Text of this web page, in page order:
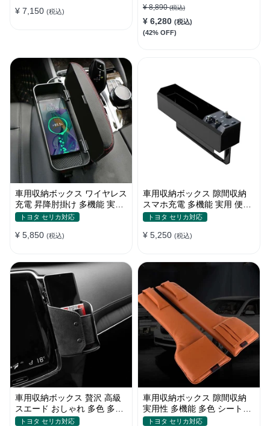
¥ 7,150 (税込) ¥ 8,890 (税込)
¥ 6,280 (税込)
(42% OFF)
車用収納ボックス ワイヤレス
充電 昇降肘掛け 多機能 実用
運転疲労軽減 高級レザー 隙
トヨタ セリカ対応
¥ 5,850 (税込)
車用収納ボックス 隙間収納
スマホ充電 多機能 実用 便利
シートポケット ギャップ収納
トヨタ セリカ対応
¥ 5,250 (税込)
車用収納ボックス 贅沢 高級
スエード おしゃれ 多色 多機
能 エアコン吹き出し口用 汎
トヨタ セリカ対応
車用収納ボックス 隙間収納
実用性 多機能 多色 シートポ
ケット ギャップ収納 環境保
トヨタ セリカ対応